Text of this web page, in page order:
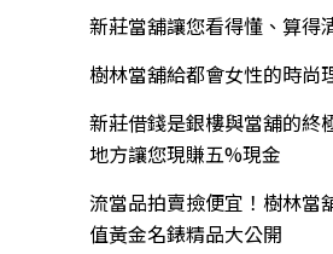
新莊當舖讓您看得懂、算得
樹林當舖給都會女性的時尚
新莊借錢是銀樓與當舖的終
地方讓您現賺五%現金
流當品拍賣撿便宜！樹林當
值黃金名錶精品大公開